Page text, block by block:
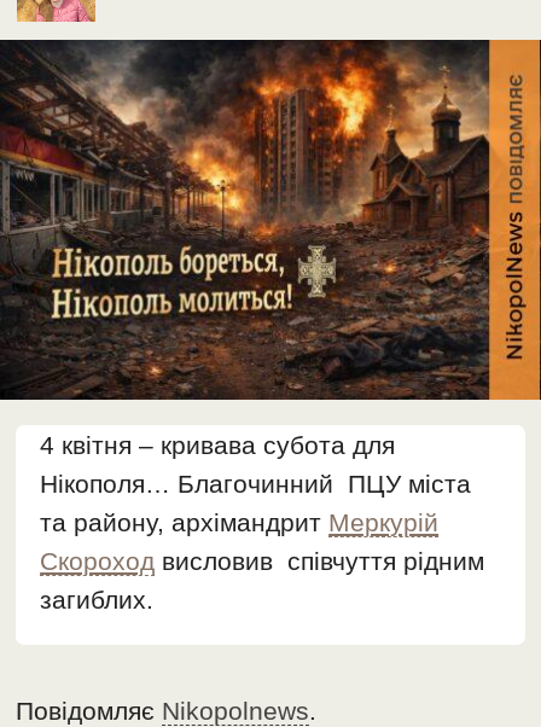
4 квітня – кривава субота для
Нікополя… Благочинний ПЦУ міста
та району, архімандрит Меркурій
Скороход висловив співчуття рідним
загиблих.
Повідомляє Nikopolnews.